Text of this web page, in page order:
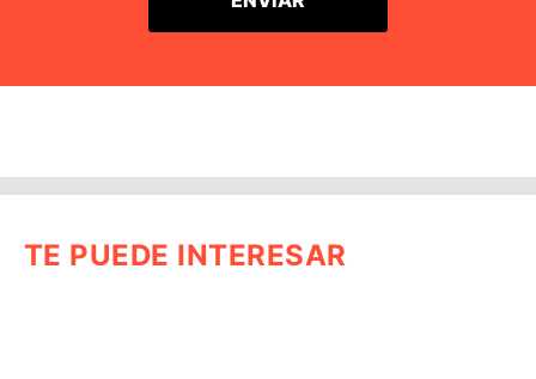
TE PUEDE INTERESAR